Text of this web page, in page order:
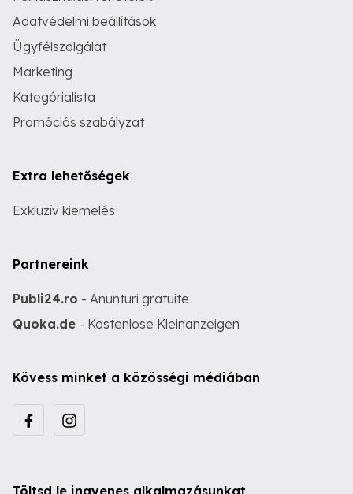
Adatvédelmi beállítások
Ügyfélszolgálat
Marketing
Kategórialista
Promóciós szabályzat
Extra lehetőségek
Exkluzív kiemelés
Partnereink
Publi24.ro - Anunturi gratuite
Quoka.de - Kostenlose Kleinanzeigen
Kövess minket a közösségi médiában
Töltsd le ingyenes alkalmazásunkat